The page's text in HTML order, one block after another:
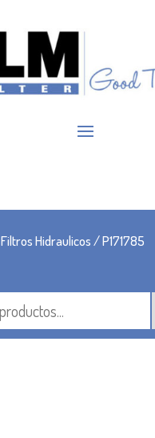
Filtros Hidraulicos/ P171785